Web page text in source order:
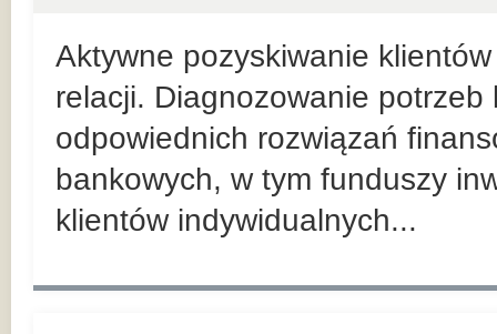
Aktywne pozyskiwanie
relacji. Diagnozowanie
odpowiednich rozwiązań
bankowych, w tym funduszy
klientów indywidualnych...